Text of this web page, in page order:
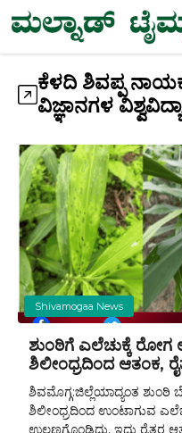
Skip
to
content
ಕೆಳದಿ ಶಿವಪ್ಪ
ವಿಜ್ಞಾನಗಳ
Shivamogaa News
ಶುಂಠಿಗೆ ಎಲೆಚುಕ್ಕೆ ರೋಗ
ಶಿಲೀಂಧ್ರದಿಂದ ಆತಂಕ,
ಶಿವಮೊಗ್ಗ:ಜಿಲ್ಲೆಯಾದ್ಯಂತ ಶುಂಠಿ
ಶಿಲೀಂಧ್ರದಿಂದ ಉಂಟಾಗುವ
ಉಲ್ಬಣಗೊಂಡಿದ್ದು, ಇದು ರೈತರ